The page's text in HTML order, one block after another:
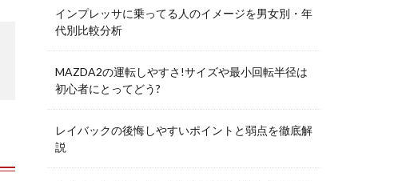
インプレッサに乗ってる人のイメージを男女別・年
代別比較分析
MAZDA2の運転しやすさ!サイズや最小回転半径は
初心者にとってどう?
レイバックの後悔しやすいポイントと弱点を徹底解
説